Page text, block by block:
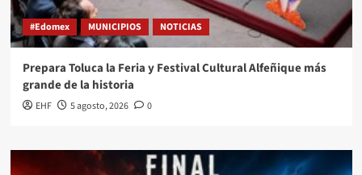
#Edomex MUNICIPIOS NOTICIAS
Prepara Toluca la Feria y Festival Cultural Alfeñique más
grande de la historia
EHF 5 agosto, 2026 0